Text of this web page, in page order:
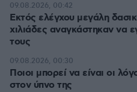
Εκτός ελέγχου μεγάλη
χιλιάδες αναγκάστηκαν να
τους
09.08.2026, 00:42
Ποιοι μπορεί να είναι οι
στον ύπνο της
09.08.2026, 00:30